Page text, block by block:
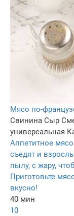
Мясо по-
Свинина Сыр
универсальная
Аппетитное
съедят и
пылу, с жару,
Приготовьте
вкусно!
40 мин
10